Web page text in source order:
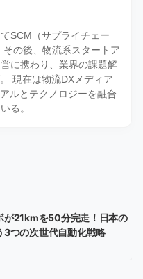
SCM（サプライチェー
の後、物流系スタートア
に携わり、業界の課題解
現在は物流DXメディア
ルとテクノロジーを融合
る。
が21kmを50分完走！日本の
3つの次世代自動化戦略